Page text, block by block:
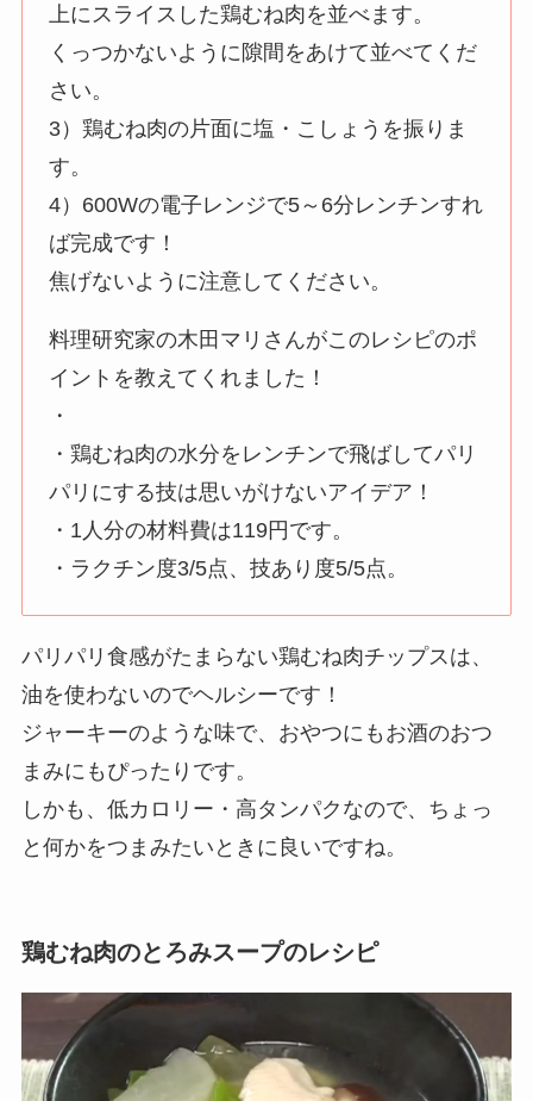
上にスライスした鶏むね肉を並べます。
くっつかないように隙間をあけて並べてくだ
さい。
3）鶏むね肉の片面に塩・こしょうを振りま
す。
4）600Wの電子レンジで5～6分レンチンすれ
ば完成です！
焦げないように注意してください。
料理研究家の木田マリさんがこのレシピのポ
イントを教えてくれました！
・
・鶏むね肉の水分をレンチンで飛ばしてパリ
パリにする技は思いがけないアイデア！
・1人分の材料費は119円です。
・ラクチン度3/5点、技あり度5/5点。
パリパリ食感がたまらない鶏むね肉チップスは、
油を使わないのでヘルシーです！
ジャーキーのような味で、おやつにもお酒のおつ
まみにもぴったりです。
しかも、低カロリー・高タンパクなので、ちょっ
と何かをつまみたいときに良いですね。
鶏むね肉のとろみスープのレシピ